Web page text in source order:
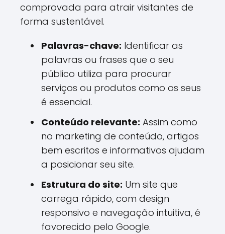
comprovada para atrair visitantes de
forma sustentável.
Palavras-chave: Identificar as
palavras ou frases que o seu
público utiliza para procurar
serviços ou produtos como os seus
é essencial.
Conteúdo relevante: Assim como
no marketing de conteúdo, artigos
bem escritos e informativos ajudam
a posicionar seu site.
Estrutura do site: Um site que
carrega rápido, com design
responsivo e navegação intuitiva, é
favorecido pelo Google.